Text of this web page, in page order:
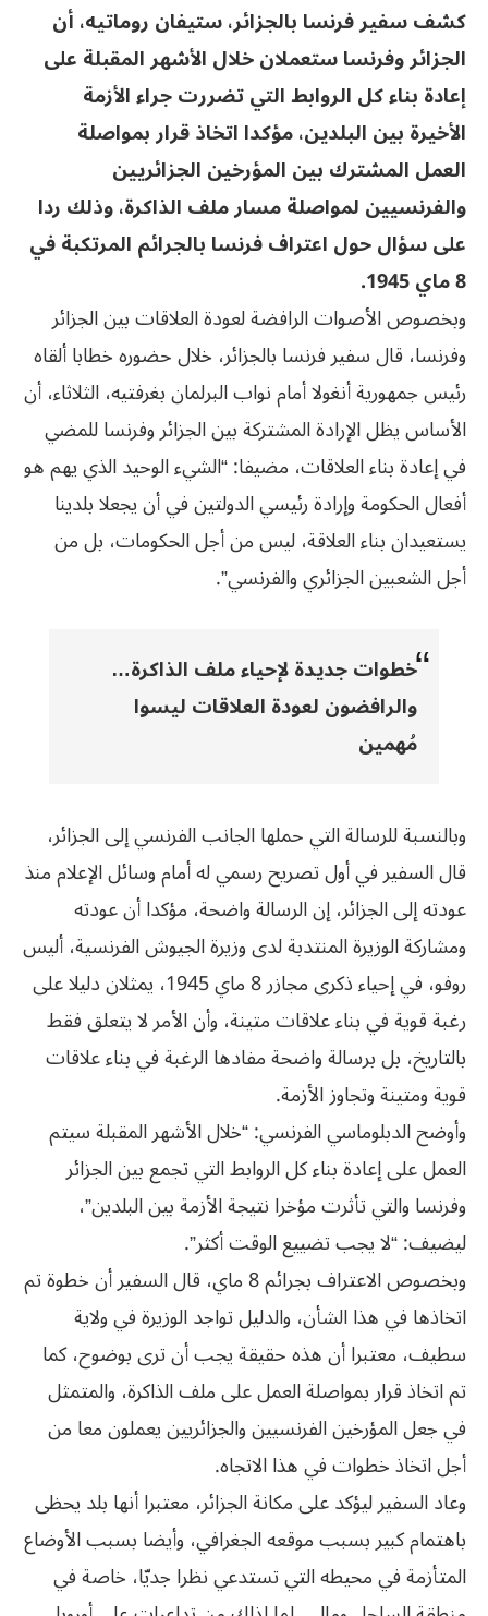
كشف سفير فرنسا بالجزائر، ستيفان روماتيه، أن
الجزائر وفرنسا ستعملان خلال الأشهر المقبلة على
إعادة بناء كل الروابط التي تضررت جراء الأزمة
الأخيرة بين البلدين، مؤكدا اتخاذ قرار بمواصلة
العمل المشترك بين المؤرخين الجزائريين
والفرنسيين لمواصلة مسار ملف الذاكرة، وذلك ردا
على سؤال حول اعتراف فرنسا بالجرائم المرتكبة في
8 ماي 1945.
وبخصوص الأصوات الرافضة لعودة العلاقات بين الجزائر
وفرنسا، قال سفير فرنسا بالجزائر، خلال حضوره خطابا ألقاه
رئيس جمهورية أنغولا أمام نواب البرلمان بغرفتيه، الثلاثاء، أن
الأساس يظل الإرادة المشتركة بين الجزائر وفرنسا للمضي
في إعادة بناء العلاقات، مضيفا: “الشيء الوحيد الذي يهم هو
أفعال الحكومة وإرادة رئيسي الدولتين في أن يجعلا بلدينا
يستعيدان بناء العلاقة، ليس من أجل الحكومات، بل من
أجل الشعبين الجزائري والفرنسي”.
خطوات جديدة لإحياء ملف الذاكرة…
والرافضون لعودة العلاقات ليسوا
مُهمين
وبالنسبة للرسالة التي حملها الجانب الفرنسي إلى الجزائر،
قال السفير في أول تصريح رسمي له أمام وسائل الإعلام منذ
عودته إلى الجزائر، إن الرسالة واضحة، مؤكدا أن عودته
ومشاركة الوزيرة المنتدبة لدى وزيرة الجيوش الفرنسية، أليس
روفو، في إحياء ذكرى مجازر 8 ماي 1945، يمثلان دليلا على
رغبة قوية في بناء علاقات متينة، وأن الأمر لا يتعلق فقط
بالتاريخ، بل برسالة واضحة مفادها الرغبة في بناء علاقات
قوية ومتينة وتجاوز الأزمة.
وأوضح الدبلوماسي الفرنسي: “خلال الأشهر المقبلة سيتم
العمل على إعادة بناء كل الروابط التي تجمع بين الجزائر
وفرنسا والتي تأثرت مؤخرا نتيجة الأزمة بين البلدين”،
ليضيف: “لا يجب تضييع الوقت أكثر”.
وبخصوص الاعتراف بجرائم 8 ماي، قال السفير أن خطوة تم
اتخاذها في هذا الشأن، والدليل تواجد الوزيرة في ولاية
سطيف، معتبرا أن هذه حقيقة يجب أن ترى بوضوح، كما
تم اتخاذ قرار بمواصلة العمل على ملف الذاكرة، والمتمثل
في جعل المؤرخين الفرنسيين والجزائريين يعملون معا من
أجل اتخاذ خطوات في هذا الاتجاه.
وعاد السفير ليؤكد على مكانة الجزائر، معتبرا أنها بلد يحظى
باهتمام كبير بسبب موقعه الجغرافي، وأيضا بسبب الأوضاع
المتأزمة في محيطه التي تستدعي نظرا جديّا، خاصة في